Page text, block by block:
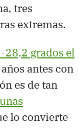
tres
extremas.
-28,2 grados el
antes con
es de tan
unas
lo convierte